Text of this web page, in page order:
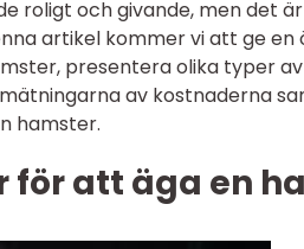
roligt och givande, men det
artikel kommer vi att ge en
presentera olika typer
av kostnaderna
hamster.
för att äga en